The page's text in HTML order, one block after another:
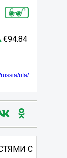
94.84
ufa/
С